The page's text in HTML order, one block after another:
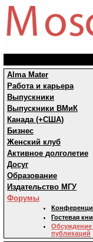
Alma Mater
Работа и карьера
Выпускники
Выпускники ВМиК
Канада (+США)
Бизнес
Женский клуб
Активное долголетие
Досуг
Образование
Издательство МГУ
Форумы
Гостевая
Обсуждение
публикаций